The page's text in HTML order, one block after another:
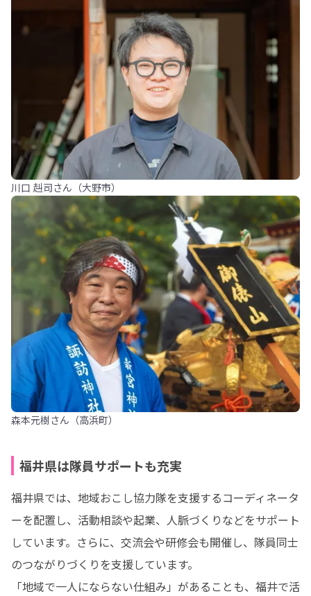
川口 赳司さん（大野市）
森本元樹さん（高浜町）
福井県は隊員サポートも充実
福井県では、地域おこし協力隊を支援するコーディネータ
ーを配置し、活動相談や起業、人脈づくりなどをサポート
しています。さらに、交流会や研修会も開催し、隊員同士
のつながりづくりを支援しています。
「地域で一人にならない仕組み」があることも、福井で活